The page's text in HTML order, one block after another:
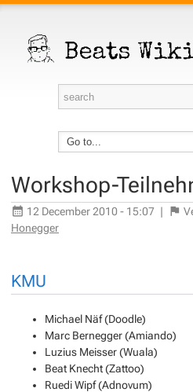
Workshop-
12 December 2010 - 15:07 |
Honegger
KMU
Michael Näf (Doodle)
Marc Bernegger (Amiando)
Luzius Meisser (Wuala)
Beat Knecht (Zattoo)
Ruedi Wipf (Adnovum)